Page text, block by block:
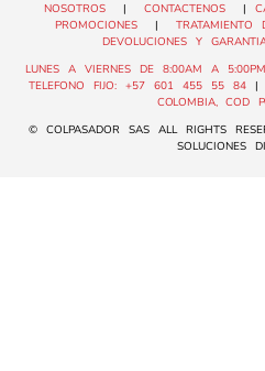
NOSOTROS |CONTACTENOS |
PROMOCIONES |TRATAMIENTO
DEVOLUCIONES Y
LUNES A VIERNES DE 8:00AM A
TELEFONO FIJO: +57 601 455 55 84|
COLOMBIA, COD
© COLPASADOR SAS ALL RIGHTS
SOLUCIONES